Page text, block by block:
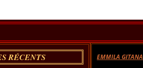
RÉCENTS EMMILA GITANA